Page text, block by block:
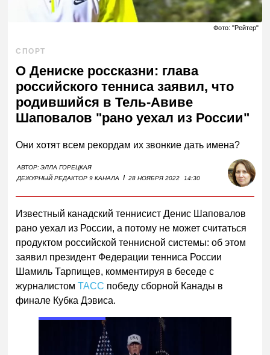
Фото: "Рейтер"
СПОРТ
О Дениске россказни: глава
российского тенниса заявил, что
родившийся в Тель-Авиве
Шаповалов "рано уехал из России"
Они хотят всем рекордам их звонкие дать имена?
АВТОР:ЭЛЛА ГОРЕЦКАЯ
ДЕЖУРНЫЙ РЕДАКТОР 9 КАНАЛА
I 28 НОЯБРЯ 2022 14:30
Известный канадский теннисист Денис Шаповалов
рано уехал из России, а потому не может считаться
продуктом российской теннисной системы: об этом
заявил президент Федерации тенниса России
Шамиль Тарпищев, комментируя в беседе с
журналистомТАСС победу сборной Канады в
финале Кубка Дэвиса.